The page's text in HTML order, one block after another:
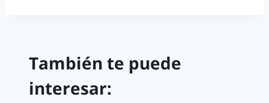
También te puede
interesar: